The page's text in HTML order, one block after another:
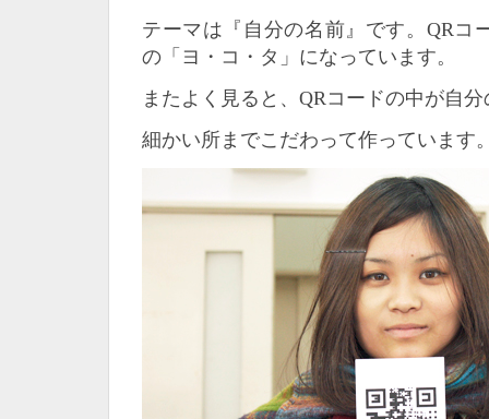
テーマは『自分の名前』です。QRコ
の「ヨ・コ・タ」になっています。
またよく見ると、QRコードの中が自
細かい所までこだわって作っています